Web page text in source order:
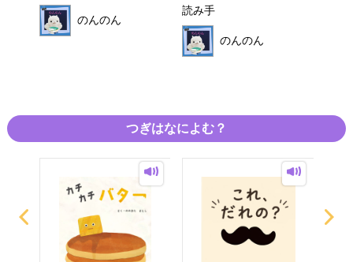
のんのん
読み手
のんのん
つぎはなによむ？